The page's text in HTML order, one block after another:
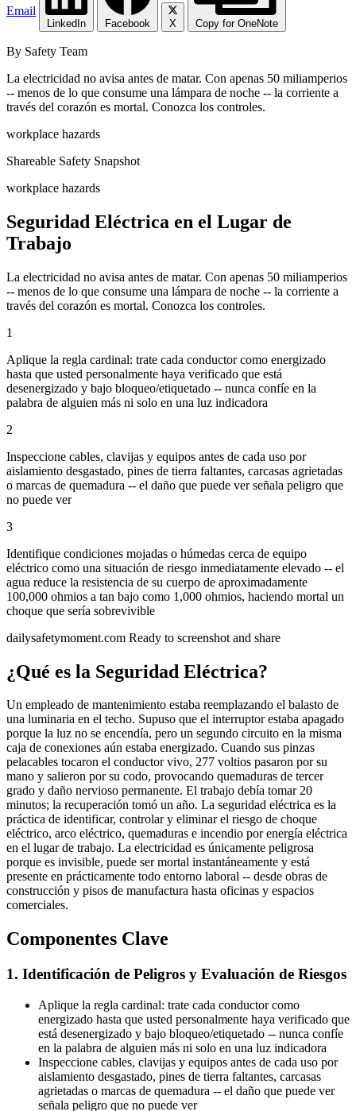
Email
LinkedIn Facebook X Copy for OneNote
By Safety Team
La electricidad no avisa antes de matar. Con apenas 50 miliamperios
-- menos de lo que consume una lámpara de noche -- la corriente a
través del corazón es mortal. Conozca los controles.
workplace hazards
Shareable Safety Snapshot
workplace hazards
Seguridad Eléctrica en el Lugar de
Trabajo
La electricidad no avisa antes de matar. Con apenas 50 miliamperios
-- menos de lo que consume una lámpara de noche -- la corriente a
través del corazón es mortal. Conozca los controles.
1
Aplique la regla cardinal: trate cada conductor como energizado
hasta que usted personalmente haya verificado que está
desenergizado y bajo bloqueo/etiquetado -- nunca confíe en la
palabra de alguien más ni solo en una luz indicadora
2
Inspeccione cables, clavijas y equipos antes de cada uso por
aislamiento desgastado, pines de tierra faltantes, carcasas agrietadas
o marcas de quemadura -- el daño que puede ver señala peligro que
no puede ver
3
Identifique condiciones mojadas o húmedas cerca de equipo
eléctrico como una situación de riesgo inmediatamente elevado -- el
agua reduce la resistencia de su cuerpo de aproximadamente
100,000 ohmios a tan bajo como 1,000 ohmios, haciendo mortal un
choque que sería sobrevivible
dailysafetymoment.com Ready to screenshot and share
¿Qué es la Seguridad Eléctrica?
Un empleado de mantenimiento estaba reemplazando el balasto de
una luminaria en el techo. Supuso que el interruptor estaba apagado
porque la luz no se encendía, pero un segundo circuito en la misma
caja de conexiones aún estaba energizado. Cuando sus pinzas
pelacables tocaron el conductor vivo, 277 voltios pasaron por su
mano y salieron por su codo, provocando quemaduras de tercer
grado y daño nervioso permanente. El trabajo debía tomar 20
minutos; la recuperación tomó un año. La seguridad eléctrica es la
práctica de identificar, controlar y eliminar el riesgo de choque
eléctrico, arco eléctrico, quemaduras e incendio por energía eléctrica
en el lugar de trabajo. La electricidad es únicamente peligrosa
porque es invisible, puede ser mortal instantáneamente y está
presente en prácticamente todo entorno laboral -- desde obras de
construcción y pisos de manufactura hasta oficinas y espacios
comerciales.
Componentes Clave
1. Identificación de Peligros y Evaluación de Riesgos
Aplique la regla cardinal: trate cada conductor como
energizado hasta que usted personalmente haya verificado que
está desenergizado y bajo bloqueo/etiquetado -- nunca confíe
en la palabra de alguien más ni solo en una luz indicadora
Inspeccione cables, clavijas y equipos antes de cada uso por
aislamiento desgastado, pines de tierra faltantes, carcasas
agrietadas o marcas de quemadura -- el daño que puede ver
señala peligro que no puede ver